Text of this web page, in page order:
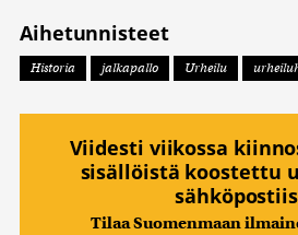
Aihetunnisteet
Historia jalkapallo Urheilu
Viidesti viikossa
sisällöistä koostettu
Tilaa Suomenmaan